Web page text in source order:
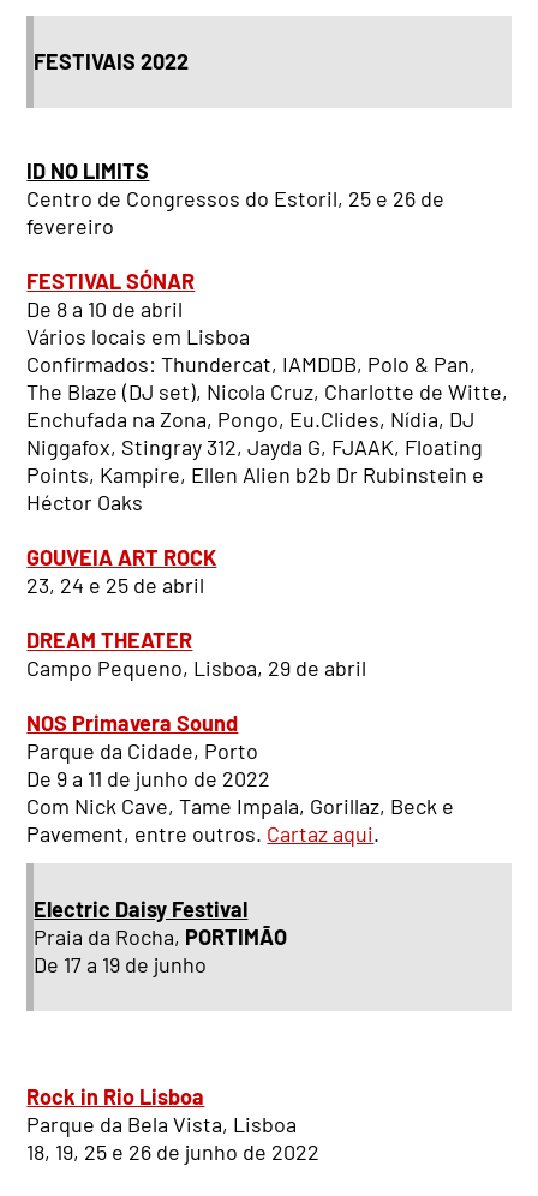
FESTIVAIS 2022
ID NO LIMITS
Centro de Congressos do Estoril, 25 e 26 de
fevereiro
FESTIVAL SÓNAR
De 8 a 10 de abril
Vários locais em Lisboa
Confirmados: Thundercat, IAMDDB, Polo & Pan,
The Blaze (DJ set), Nicola Cruz, Charlotte de Witte,
Enchufada na Zona, Pongo, Eu.Clides, Nídia, DJ
Niggafox, Stingray 312, Jayda G, FJAAK, Floating
Points, Kampire, Ellen Alien b2b Dr Rubinstein e
Héctor Oaks
GOUVEIA ART ROCK
23, 24 e 25 de abril
DREAM THEATER
Campo Pequeno, Lisboa, 29 de abril
NOS Primavera Sound
Parque da Cidade, Porto
De 9 a 11 de junho de 2022
Com Nick Cave, Tame Impala, Gorillaz, Beck e
Pavement, entre outros. Cartaz aqui.
Electric Daisy Festival
Praia da Rocha, PORTIMÃO
De 17 a 19 de junho
Rock in Rio Lisboa
Parque da Bela Vista, Lisboa
18, 19, 25 e 26 de junho de 2022